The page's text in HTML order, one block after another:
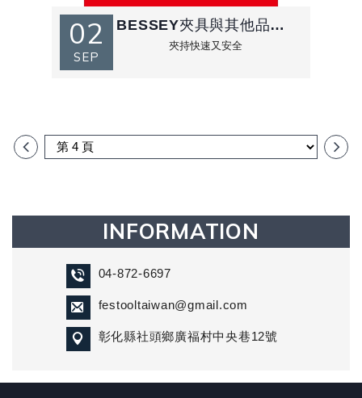
02
SEP
BESSEY夾具與其他品牌的差異
夾持快速又安全
INFORMATION
04-872-6697
festooltaiwan@gmail.com
彰化縣社頭鄉廣福村中央巷12號